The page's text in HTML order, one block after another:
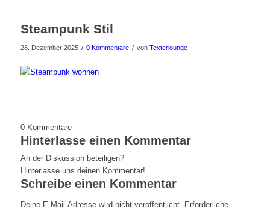
Steampunk Stil
28. Dezember 2025 / 0 Kommentare / von Texterlounge
0 Kommentare
Hinterlasse einen Kommentar
An der Diskussion beteiligen?
Hinterlasse uns deinen Kommentar!
Schreibe einen Kommentar
Deine E-Mail-Adresse wird nicht veröffentlicht. Erforderliche